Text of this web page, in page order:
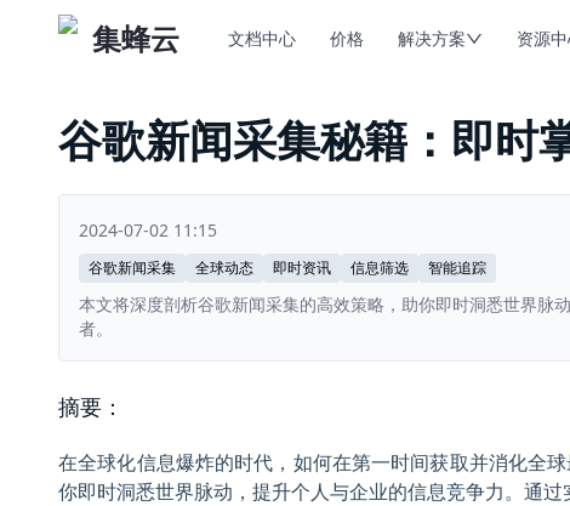
集蜂云 文档中心 价格 解决方案 资源
谷歌新闻采集秘籍：即时
2024-07-02 11:15
谷歌新闻采集 全球动态 即时资讯 信息筛选 智能追踪
本文将深度剖析谷歌新闻采集的高效策略，助你即时洞悉世界脉
者。
摘要：
在全球化信息爆炸的时代，如何在第一时间获取并消化全
你即时洞悉世界脉动，提升个人与企业的信息竞争力。通